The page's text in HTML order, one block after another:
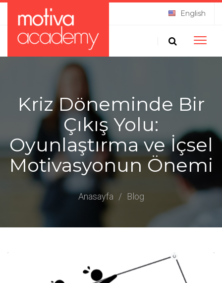
English
Toggle
Kriz Döneminde Bir
Çıkış Yolu:
Oyunlaştırma ve İçsel
Motivasyonun Önemi
Anasayfa / Blog